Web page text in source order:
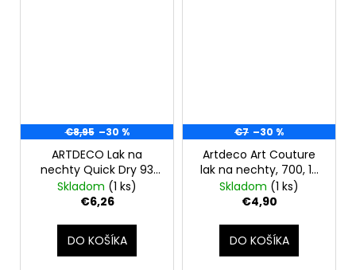
€8,95 –30 %
ARTDECO Lak na
nechty Quick Dry 93
Pacific Blue, 10 ml
Skladom (1 ks)
€6,26
DO KOŠÍKA
€7 –30 %
Artdeco Art Couture
lak na nechty, 700, 10
ml
Skladom (1 ks)
€4,90
DO KOŠÍKA